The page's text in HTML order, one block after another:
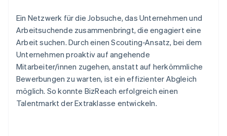
Ein Netzwerk für die Jobsuche, das Unternehmen und
Arbeitsuchende zusammenbringt, die engagiert eine
Arbeit suchen. Durch einen Scouting-Ansatz, bei dem
Unternehmen proaktiv auf angehende
Mitarbeiter/innen zugehen, anstatt auf herkömmliche
Bewerbungen zu warten, ist ein effizienter Abgleich
möglich. So konnte BizReach erfolgreich einen
Talentmarkt der Extraklasse entwickeln.